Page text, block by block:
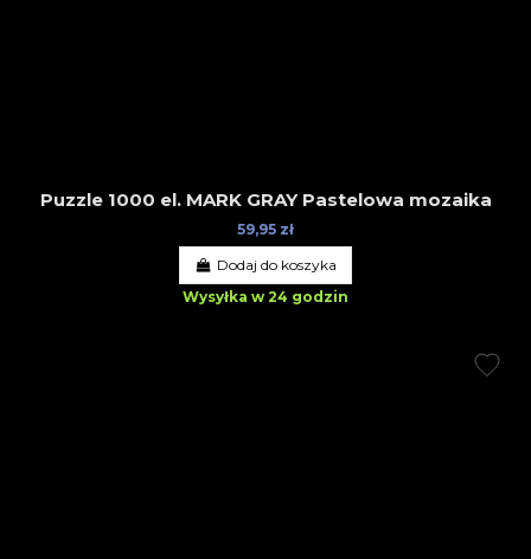
Puzzle 1000 el. MARK GRAY Pastelowa mozaika
59,95 zł
Dodaj do koszyka
Wysyłka w 24 godzin